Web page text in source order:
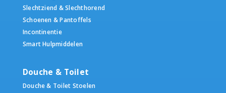
Slechtziend & Slechthorend
Schoenen & Pantoffels
Incontinentie
Smart Hulpmiddelen
Douche & Toilet
Douche & Toilet Stoelen